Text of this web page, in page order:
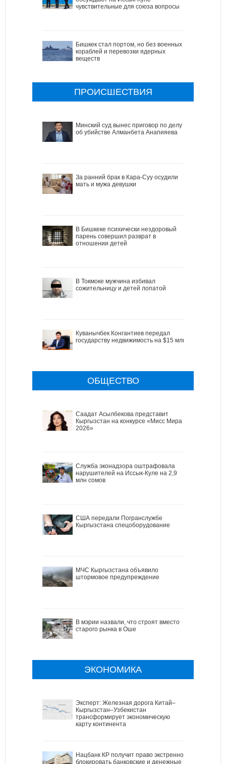
чувствительные для союза вопросы
Бишкек стал портом, но без военных
кораблей и перевозки ядерных
веществ
ПРОИСШЕСТВИЯ
Минский суд вынес приговор по делу
об убийстве Алманбета Анапияева
За ранний брак в Кара-Суу осудили
мать и мужа девушки
В Бишкеке психически нездоровый
парень совершил разврат в
отношении детей
В Токмоке мужчина избивал
сожительницу и детей лопатой
Куванычбек Конгантиев передал
государству недвижимость на $15 млн
ОБЩЕСТВО
Саадат Асылбекова представит
Кыргызстан на конкурсе «Мисс Мира
2026»
Служба эконадзора оштрафовала
нарушителей на Иссык-Куле на 2,9
млн сомов
США передали Погранслужбе
Кыргызстана спецоборудование
МЧС Кыргызстана объявило
штормовое предупреждение
В мэрии назвали, что строят вместо
старого рынка в Оше
ЭКОНОМИКА
Эксперт: Железная дорога Китай–
Кыргызстан–Узбекистан
трансформирует экономическую
карту континента
Нацбанк КР получит право экстренно
блокировать банковские и денежные